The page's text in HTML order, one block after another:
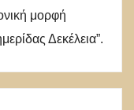
μορφή
Δεκέλεια”.